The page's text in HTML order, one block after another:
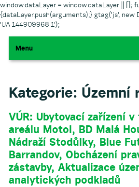
window.dataLayer = window.dataLayer || [];
{dataLayer.push(arguments);} gtag('js', new
'UA-144909968-1');
Menu
Kategorie: Územní
VÚR: Ubytovací zařízení
areálu Motol, BD Malá
Nádraží Stodůlky, Blue
Barrandov, Obcházení
zástavby, Aktualizace
analytických podkladů